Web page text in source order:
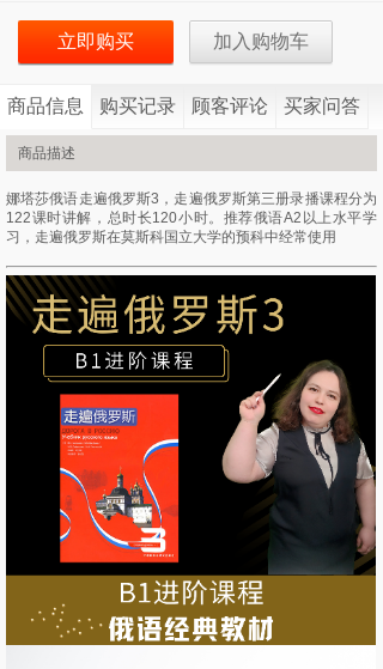
立即购买 加入购物车
商品信息 购买记录 顾客评论 买家问答
商品描述
娜塔莎俄语走遍俄罗斯3，走遍俄罗斯第三册录播课程分为
122课时讲解，总时长120小时。推荐俄语A2以上水平学
习，走遍俄罗斯在莫斯科国立大学的预科中经常使用